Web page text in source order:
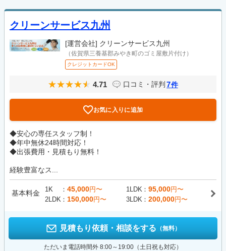
クリーンサービス九州
[運営会社] クリーンサービス九州
（佐賀県三養基郡みやき町のゴミ屋敷片付け）
クレジットカードOK
4.71 口コミ・評判 7件
お気に入りに追加
◆安心の専任スタッフ制！
◆年中無休24時間対応！
◆出張費用・見積もり無料！
経験豊富なス...
基本料金 1K 45,000円〜 1LDK 95,000円〜
2LDK
150,000円〜 3LDK 200,000円〜
見積もり依頼・相談をする （無料）
ただいま電話時間外 8:00～19:00（土日祝も対応）